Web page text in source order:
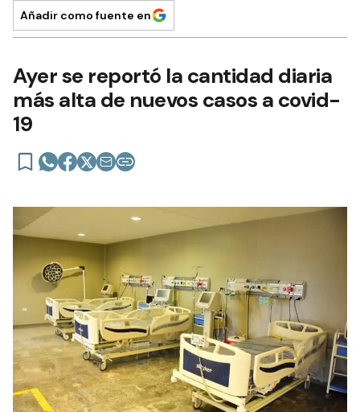
Añadir como fuente en
Ayer se reportó la cantidad diaria
más alta de nuevos casos a covid-
19